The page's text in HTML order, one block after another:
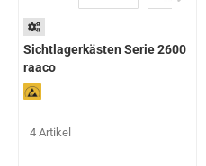
Sichtlagerkästen Serie 2600
raaco
4 Artikel